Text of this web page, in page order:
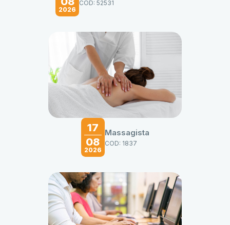
2026
COD: 52531
17
08
2026
Massagista
COD: 1837